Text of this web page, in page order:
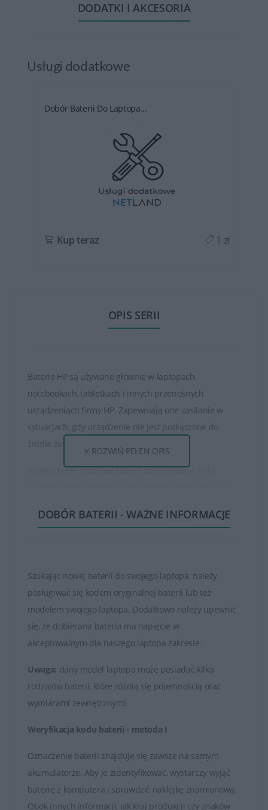
DODATKI I AKCESORIA
Usługi dodatkowe
Dobór Baterii Do Laptopa...
Kup teraz 1 zł
OPIS SERII
Baterie HP są używane głównie w laptopach,
notebookach, tabletkach i innych przenośnych
urządzeniach firmy HP. Zapewniają one zasilanie w
sytuacjach, gdy urządzenie nie jest podłączone do
źródła zasilania zewnętrznego.
Istnieje wiele rodzajów baterii dostosowanych do
pracy na baterii.
użytkowania. Większość baterii ma określony czas pracy
na baterii podczas korzystania z urządzenia bez
podłączenia do zasilania.
Baterie HP, podobnie jak każda bateria litowo-jonowa,
Po pewnej liczbie cykli użytkowania bateria może
zacząć tracić pojemność, co prowadzi do skrócenia
czasu działania na baterii.
W przypadku zużycia baterii lub utraty jej zdolności do
utrzymania odpowiedniego poziomu naładowania,
można ją wymienić na nową. Producenci oferują
oryginalne baterie, które są kompatybilne z
konkretnymi modelami laptopów HP.
ROZWIŃ PEŁEN OPIS
DOBÓR BATERII - WAŻNE INFORMACJE
Szukając nowej baterii do swojego laptopa, należy
posługiwać się kodem oryginalnej baterii lub też
modelem swojego laptopa. Dodatkowo należy upewnić
się, że dobierana bateria ma napięcie w
akceptowalnym dla naszego laptopa zakresie.
Uwaga: dany model laptopa może posiadać kilka
rodzajów baterii, które różnią się pojemnością oraz
wymiarami zewnętrznymi.
Weryfikacja kodu baterii - metoda I
Oznaczenie baterii znajduje się zawsze na samym
akumulatorze. Aby je zidentyfikować, wystarczy wyjąć
baterię z komputera i sprawdzić naklejkę znamionową.
Obok innych informacji, jak kraj produkcji czy znaków